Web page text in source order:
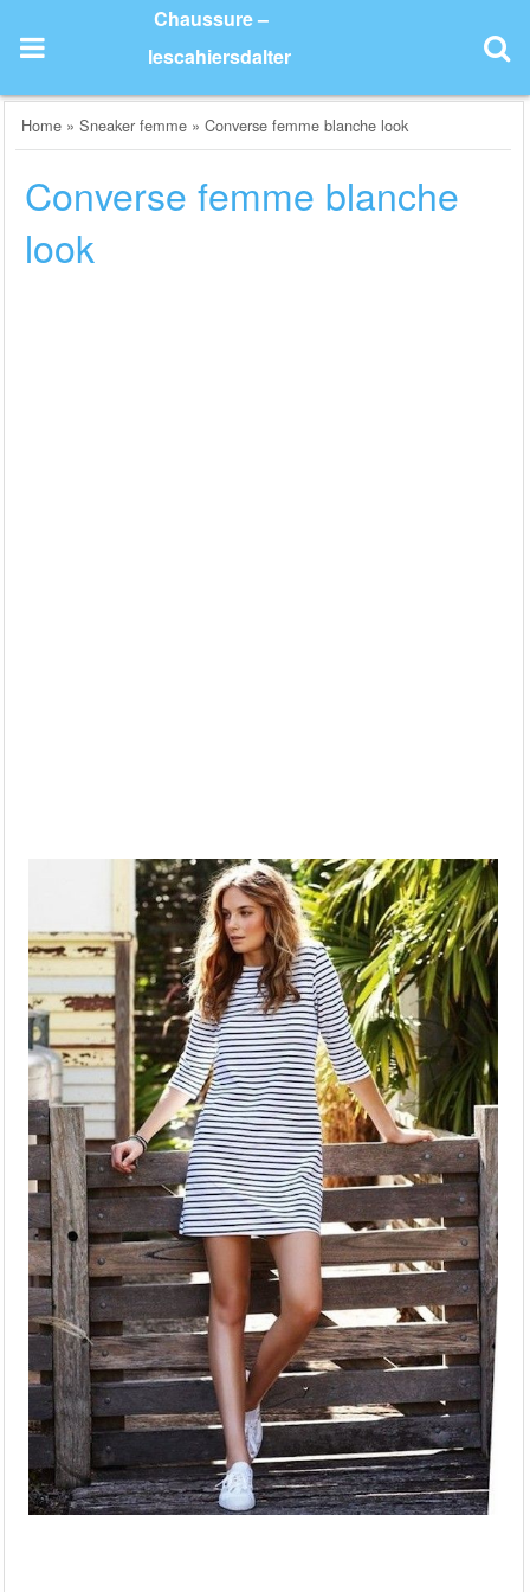
content
Chaussure –
lescahiersdalter
Home »Sneaker femme »Converse femme blanche look
Converse femme blanche
look